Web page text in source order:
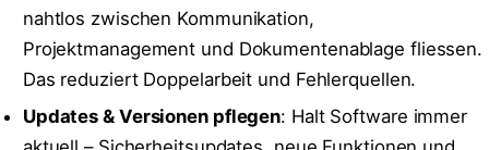
nahtlos zwischen Kommunikation,
Projektmanagement und Dokumentenablage fliessen.
Das reduziert Doppelarbeit und Fehlerquellen.
Updates & Versionen pflegen: Halt Software immer